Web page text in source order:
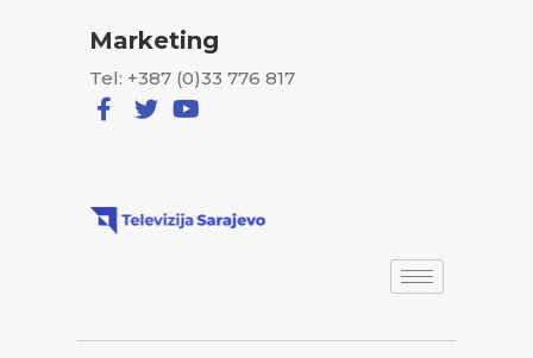
Marketing
Tel: +387 (0)33 776 817